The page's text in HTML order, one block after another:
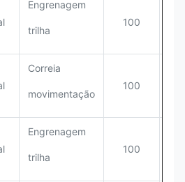
Engrenagem
trilha
100
Correia
movimentação
100
Engrenagem
trilha
100